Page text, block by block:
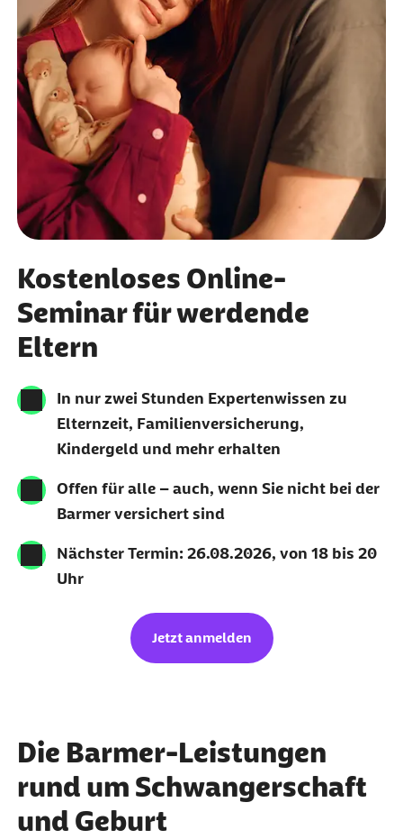
Kostenloses Online-
Seminar für werdende
Eltern
In nur zwei Stunden Expertenwissen zu
Elternzeit, Familienversicherung,
Kindergeld und mehr erhalten
Offen für alle – auch, wenn Sie nicht bei der
Barmer versichert sind
Nächster Termin: 26.08.2026, von 18 bis 20
Uhr
Jetzt anmelden
Die Barmer-Leistungen
rund um Schwangerschaft
und Geburt